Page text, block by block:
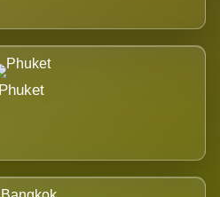
Phuket